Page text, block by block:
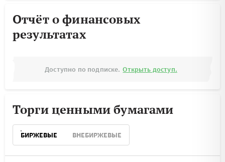
Отчёт о финансовых
результатах
Доступно по подписке. Открыть доступ.
Торги ценными бумагами
БИРЖЕВЫЕ ВНЕБИРЖЕВЫЕ